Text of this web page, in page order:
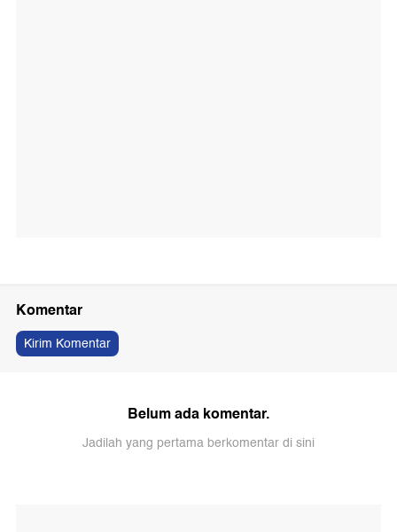
Komentar
Kirim Komentar
Belum ada komentar.
Jadilah yang pertama berkomentar di sini